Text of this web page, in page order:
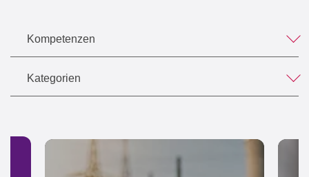
Kompetenzen
Kategorien